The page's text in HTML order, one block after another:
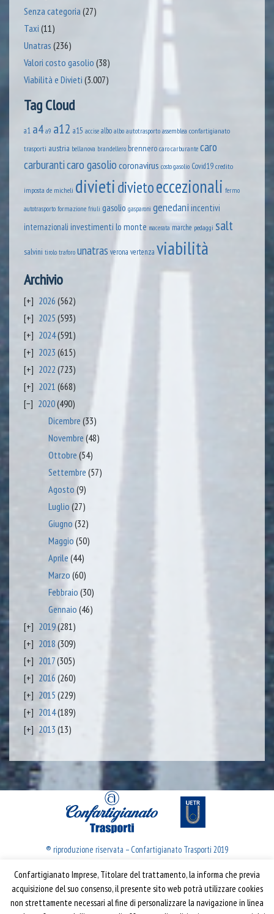
Senza categoria (27)
Taxi (11)
Unatras (236)
Valori costo gasolio (38)
Viabilità e Divieti (3.007)
Tag Cloud
a1 a4 a9 a12 a15 accise albo albo autotrasporto assemblea confartigianato
trasporti austria bellanova brandellero brennero caro carburante caro
carburanticaro gasoliocoronavirus costo gasolio Covid19credito
imposta de micheli divietidivietoeccezionali fermo
autotrasporto formazione friuli gasolio gasparoni genedani incentivi
internazionali investimenti lo monte macerata marche pedaggi salt
salvini tirolo traforo unatras verona vertenza viabilità
Archivio
2026 (562)
2025 (593)
2024(591)
2023 (615)
2022 (723)
2021 (668)
2020(490)
Dicembre (33)
Novembre (48)
Ottobre (54)
Settembre (57)
Agosto (9)
Luglio (27)
Giugno (32)
Maggio (50)
Aprile (44)
Marzo (60)
Febbraio (30)
Gennaio (46)
2019(281)
2018 (309)
2017(305)
2016 (260)
2015 (229)
2014(189)
2013 (13)
® riproduzione riservata – Confartigianato Trasporti 2019
Confartigianato Trasporti
Confartigianato Imprese, Titolare del trattamento, la informa che previa
acquisizione del suo consenso, il presente sito web potrà utilizzare cookies
non strettamente necessari al fine di personalizzare la navigazione in linea